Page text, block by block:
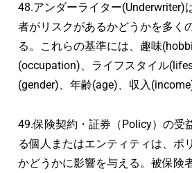
48.アンダーライター(Underwriter)
者がリスクがあるかどうかを多く
る。これらの基準には、趣味
(occupation)、ライフスタイル
(gender)、年齢(age)、収入
49.保険契約・証券（Policy）の受
る個人またはエンティティは、ポ
かどうかに影響を与える。被保険